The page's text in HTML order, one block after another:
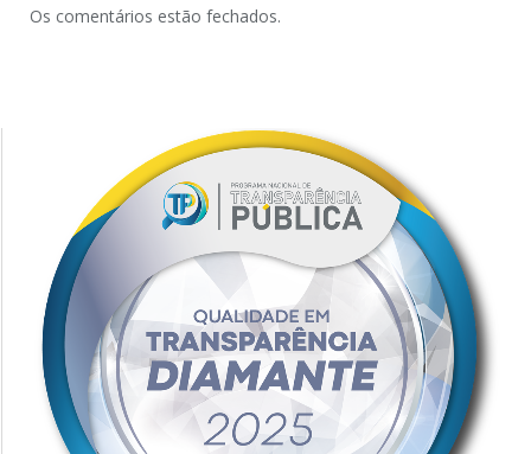
Os comentários estão fechados.